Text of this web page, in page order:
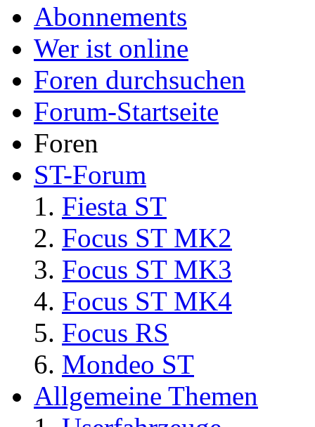
Abonnements
Wer ist online
Foren durchsuchen
Forum-Startseite
Foren
ST-Forum
Fiesta ST
Focus ST MK2
Focus ST MK3
Focus ST MK4
Focus RS
Mondeo ST
Allgemeine Themen